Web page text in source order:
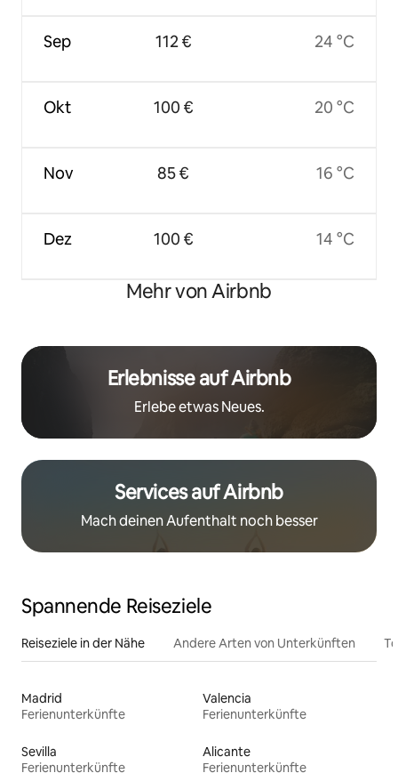
Sep
Okt
Nov
Dez
112 €
100 €
85 €
100 €
24 °C
20 °C
16 °C
14 °C
Mehr von Airbnb
Erlebnisse auf Airbnb
Erlebe etwas Neues.
Services auf Airbnb
Mach deinen Aufenthalt noch besser
Spannende Reiseziele
Reiseziele in der Nähe Andere Arten von Unterkünften
Madrid
Ferienunterkünfte
Valencia
Ferienunterkünfte
Sevilla
Ferienunterkünfte
Alicante
Ferienunterkünfte